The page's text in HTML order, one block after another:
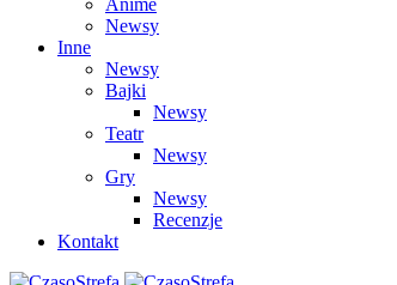
Anime
Newsy
Inne
Newsy
Bajki
Newsy
Teatr
Newsy
Gry
Newsy
Recenzje
Kontakt